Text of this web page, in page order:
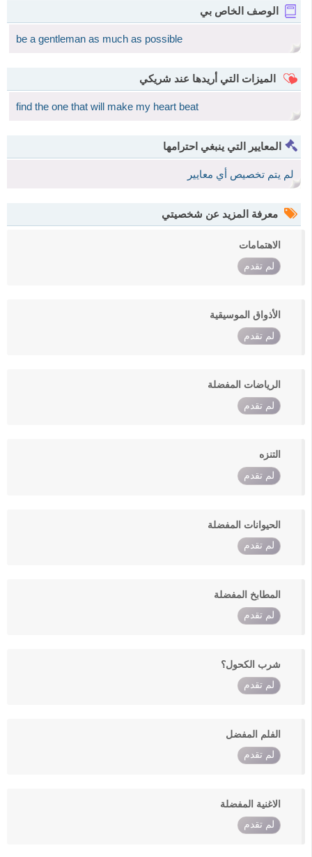
الوصف الخاص بي
be a gentleman as much as possible
الميزات التي أريدها عند شريكي
find the one that will make my heart beat
المعايير التي ينبغي احترامها
لم يتم تخصيص أي معايير
معرفة المزيد عن شخصيتي
الاهتمامات
لم تقدم
الأذواق الموسيقية
لم تقدم
الرياضات المفضلة
لم تقدم
التنزه
لم تقدم
الحيوانات المفضلة
لم تقدم
المطابخ المفضلة
لم تقدم
شرب الكحول؟
لم تقدم
الفلم المفضل
لم تقدم
الاغنية المفضلة
لم تقدم